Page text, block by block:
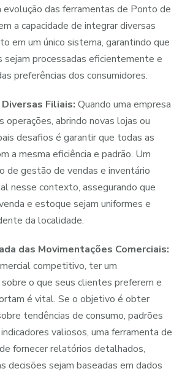
evolução das ferramentas de Ponto de
a capacidade de integrar diversas
em um único sistema, garantindo que
sejam processadas eficientemente e
preferências dos consumidores.
Filiais: Quando uma empresa
operações, abrindo novas lojas ou
desafios é garantir que todas as
a mesma eficiência e padrão. Um
de gestão de vendas e inventário
nesse contexto, assegurando que
e estoque sejam uniformes e
da localidade.
das Movimentações Comerciais:
competitivo, ter um
o que seus clientes preferem e
é vital. Se o objetivo é obter
tendências de consumo, padrões
valiosos, uma ferramenta de
fornecer relatórios detalhados,
decisões sejam baseadas em dados